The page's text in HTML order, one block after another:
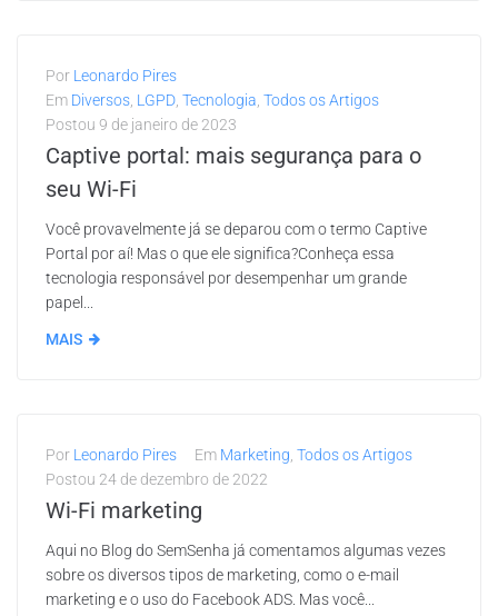
Por Leonardo Pires
Em Diversos LGPD Tecnologia Todos os Artigos
Postou 9 de janeiro de 2023
Captive portal: mais segurança para o
seu Wi-Fi
Você provavelmente já se deparou com o termo Captive
Portal por aí! Mas o que ele significa?Conheça essa
tecnologia responsável por desempenhar um grande
papel...
MAIS
Por Leonardo Pires Em Marketing Todos os Artigos
Postou 24 de dezembro de 2022
Wi-Fi marketing
Aqui no Blog do SemSenha já comentamos algumas vezes
sobre os diversos tipos de marketing, como o e-mail
marketing e o uso do Facebook ADS. Mas você...